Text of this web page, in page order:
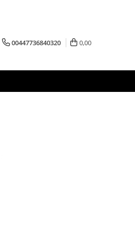
00447736840320 0,00